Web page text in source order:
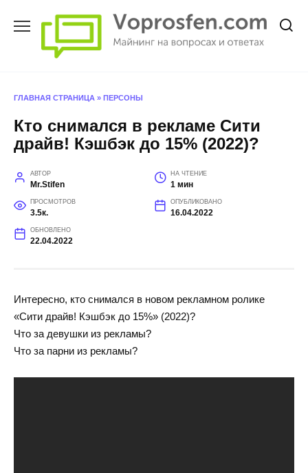
ГЛАВНАЯ СТРАНИЦА » ПЕРСОНЫ
Кто снимался в рекламе Сити
драйв! Кэшбэк до 15% (2022)?
АВТОР
Mr.Stifen
НА ЧТЕНИЕ
1 мин
ПРОСМОТРОВ
3.5к.
ОПУБЛИКОВАНО
16.04.2022
ОБНОВЛЕНО
22.04.2022
Интересно, кто снимался в новом рекламном ролике
«Сити драйв! Кэшбэк до 15%» (2022)?
Что за девушки из рекламы?
Что за парни из рекламы?